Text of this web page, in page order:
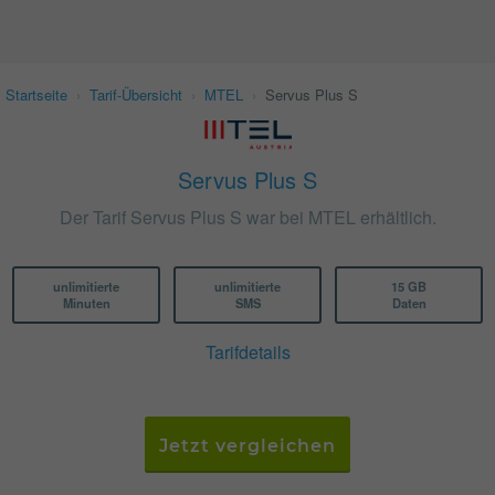
Startseite Tarif-Übersicht MTEL Servus Plus S
Servus Plus S
Der Tarif Servus Plus S war bei MTEL erhältlich.
unlimitierte
Minuten
unlimitierte
SMS
15 GB
Daten
Tarifdetails
Jetzt vergleichen